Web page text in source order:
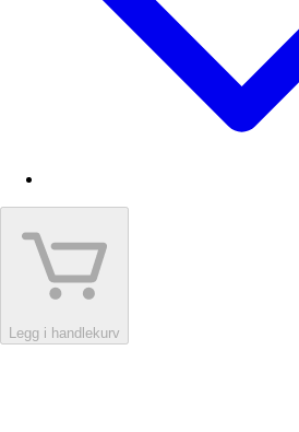
Legg i handlekurv